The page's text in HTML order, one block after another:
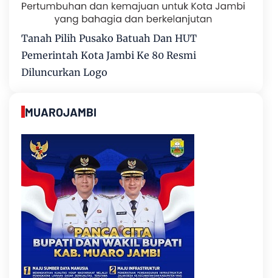
Tanah Pilih Pusako Batuah Dan HUT
Pemerintah Kota Jambi Ke 80 Resmi
Diluncurkan Logo
MUAROJAMBI